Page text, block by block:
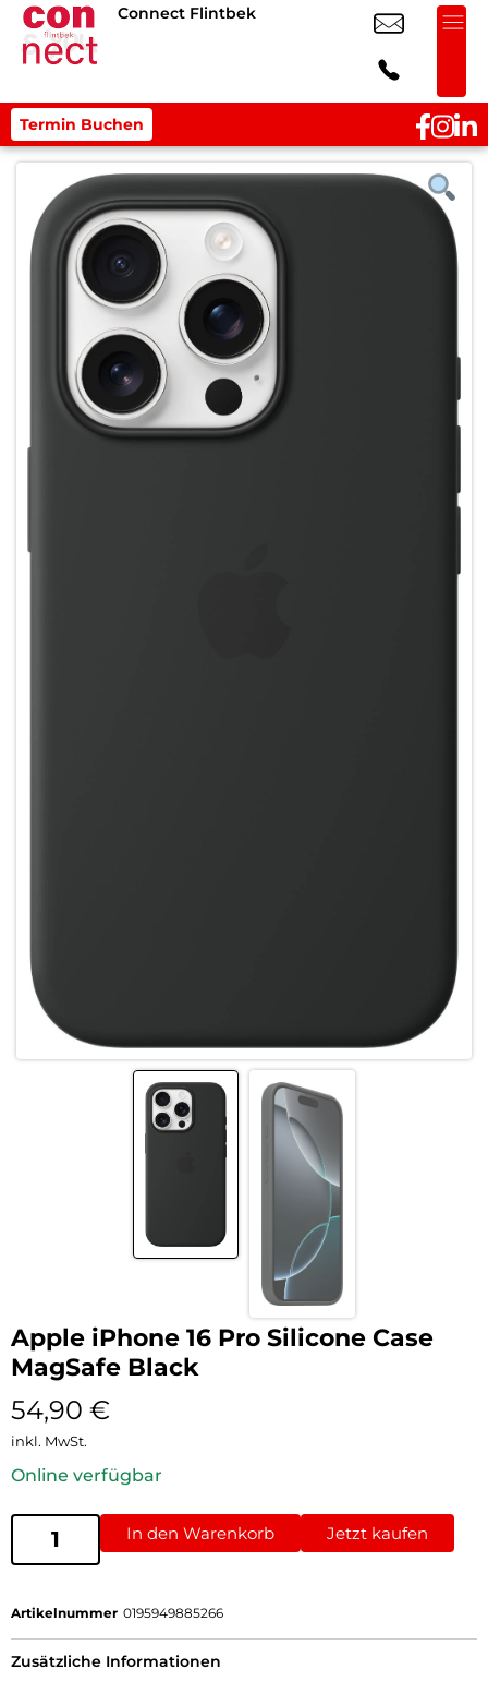
Connect Flintbek
Termin Buchen
Apple iPhone 16 Pro Silicone Case
MagSafe Black
54,90 €
inkl. MwSt.
Online verfügbar
In den Warenkorb Jetzt kaufen
Artikelnummer 0195949885266
Zusätzliche Informationen